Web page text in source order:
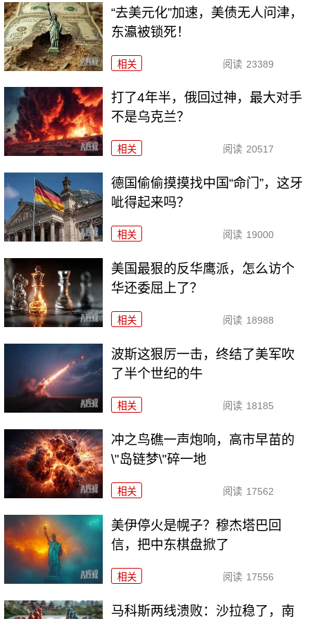
“去美元化”加速，美债无人问津，
东瀛被锁死！
相关 阅读 23389
打了4年半，俄回过神，最大对手
不是乌克兰？
相关 阅读 20517
德国偷偷摸摸找中国“命门”，这牙
呲得起来吗？
相关 阅读 19000
美国最狠的反华鹰派，怎么访个
华还委屈上了？
相关 阅读 18988
波斯这狠厉一击，终结了美军吹
了半个世纪的牛
相关 阅读 18185
冲之鸟礁一声炮响，高市早苗的
\"岛链梦\"碎一地
相关 阅读 17562
美伊停火是幌子？穆杰塔巴回
信，把中东棋盘掀了
相关 阅读 17556
马科斯两线溃败：沙拉稳了，南